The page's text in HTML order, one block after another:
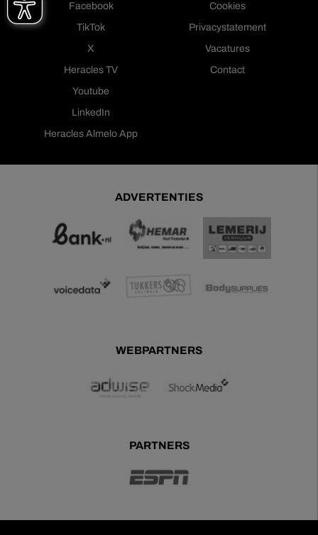
Facebook
TikTok
X
Heracles TV
Youtube
LinkedIn
Heracles Almelo App
Cookies
Privacystatement
Vacatures
Contact
ADVERTENTIES
WEBPARTNERS
PARTNERS